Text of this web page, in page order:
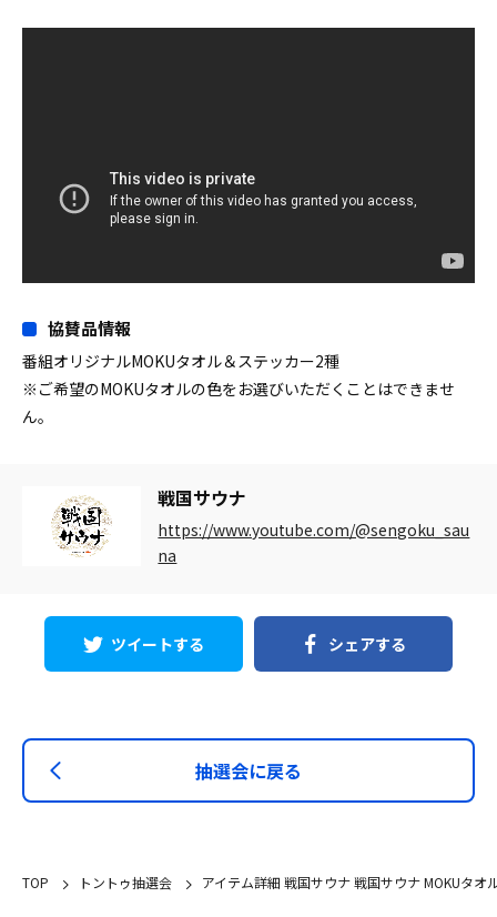
協賛品情報
番組オリジナルMOKUタオル＆ステッカー2種
※ご希望のMOKUタオルの色をお選びいただくことはできませ
ん。
戦国サウナ
https://www.youtube.com/@sengoku_sau
na
ツイートする シェアする
抽選会に戻る
TOP トントゥ抽選会 アイテム詳細 戦国サウナ 戦国サウナ MOKUタオ